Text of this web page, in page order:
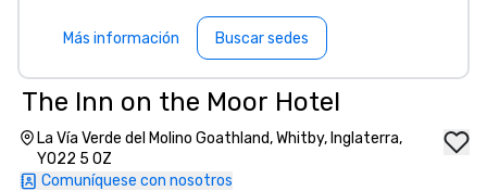
Más información Buscar sedes
The Inn on the Moor Hotel
La Vía Verde del Molino Goathland, Whitby, Inglaterra,
YO22 5 OZ
Comuníquese con nosotros